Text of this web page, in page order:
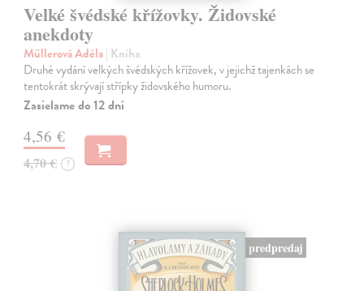
Velké švédské křížovky. Židovské
anekdoty
Müllerová Adéla| Kniha
Druhé vydání velkých švédských křížovek, v jejichž tajenkách se
tentokrát skrývají střípky židovského humoru.
Zasielame do 12 dní
4,56 €
4,70 € ?
predpredaj